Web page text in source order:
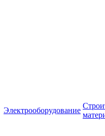
Электрооборудование